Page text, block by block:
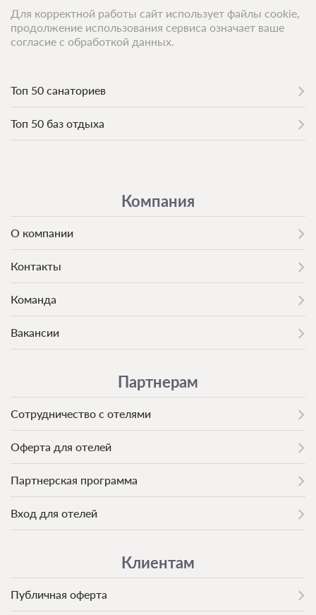
Топ 50 санаториев
Топ 50 баз отдыха
Компания
О компании
Контакты
Команда
Вакансии
Партнерам
Сотрудничество с отелями
Оферта для отелей
Партнерская программа
Вход для отелей
Клиентам
Публичная оферта
Для корректной работы сайт использует файлы cookie,
продолжение использования сервиса означает ваше
согласие с обработкой данных.